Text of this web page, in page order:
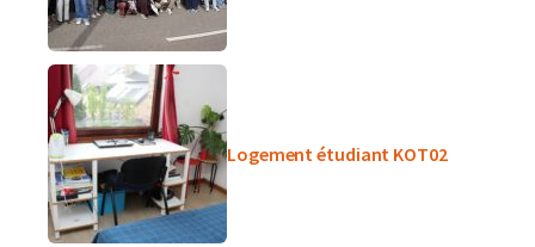
Logement étudiant KOT02